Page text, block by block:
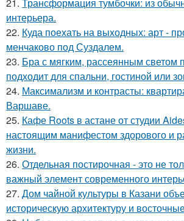
интерьера.
22. Куда поехать на выходных: арт -
менчаково под Суздалем.
23. Бра с мягким, рассеянным светом
подходит для спальни, гостиной или
24. Максимализм и контрасты:
Варшаве.
25. Кафе Roots в астане от студии
настоящим манифестом здорового и
жизни.
26. Отдельная постирочная - это не
важный элемент современного
27. Дом чайной культуры в Казани
историческую архитектуру и